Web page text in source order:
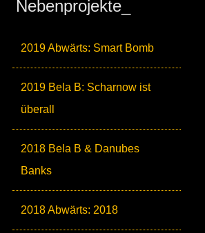
Nebenprojekte_
2019 Abwärts: Smart Bomb
2019 Bela B: Scharnow ist
überall
2018 Bela B & Danubes
Banks
2018 Abwärts: 2018